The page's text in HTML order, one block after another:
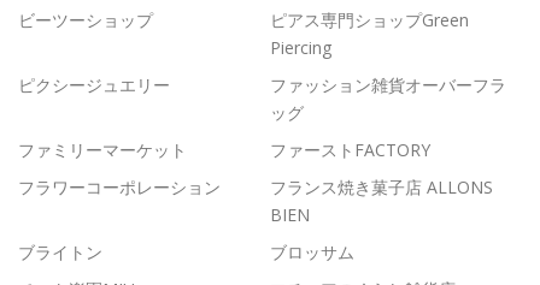
ビーツーショップ
ピアス専門ショップGreen
Piercing
ピクシージュエリー
ファッション雑貨オーバーフラ
ッグ
ファミリーマーケット
ファーストFACTORY
フラワーコーポレーション
フランス焼き菓子店 ALLONS
BIEN
ブライトン
ブロッサム